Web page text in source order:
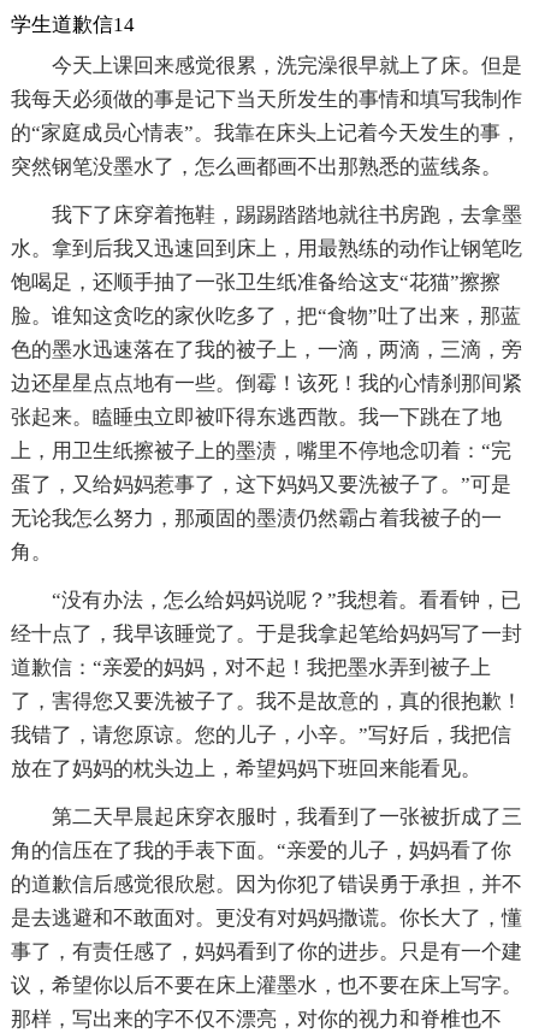
学生道歉信14
今天上课回来感觉很累，洗完澡很早就上了床。但是
我每天必须做的事是记下当天所发生的事情和填写我制作
的“家庭成员心情表”。我靠在床头上记着今天发生的事，
突然钢笔没墨水了，怎么画都画不出那熟悉的蓝线条。
我下了床穿着拖鞋，踢踢踏踏地就往书房跑，去拿墨
水。拿到后我又迅速回到床上，用最熟练的动作让钢笔吃
饱喝足，还顺手抽了一张卫生纸准备给这支“花猫”擦擦
脸。谁知这贪吃的家伙吃多了，把“食物”吐了出来，那蓝
色的墨水迅速落在了我的被子上，一滴，两滴，三滴，旁
边还星星点点地有一些。倒霉！该死！我的心情刹那间紧
张起来。瞌睡虫立即被吓得东逃西散。我一下跳在了地
上，用卫生纸擦被子上的墨渍，嘴里不停地念叨着：“完
蛋了，又给妈妈惹事了，这下妈妈又要洗被子了。”可是
无论我怎么努力，那顽固的墨渍仍然霸占着我被子的一
角。
“没有办法，怎么给妈妈说呢？”我想着。看看钟，已
经十点了，我早该睡觉了。于是我拿起笔给妈妈写了一封
道歉信：“亲爱的妈妈，对不起！我把墨水弄到被子上
了，害得您又要洗被子了。我不是故意的，真的很抱歉！
我错了，请您原谅。您的儿子，小辛。”写好后，我把信
放在了妈妈的枕头边上，希望妈妈下班回来能看见。
第二天早晨起床穿衣服时，我看到了一张被折成了三
角的信压在了我的手表下面。“亲爱的儿子，妈妈看了你
的道歉信后感觉很欣慰。因为你犯了错误勇于承担，并不
是去逃避和不敢面对。更没有对妈妈撒谎。你长大了，懂
事了，有责任感了，妈妈看到了你的进步。只是有一个建
议，希望你以后不要在床上灌墨水，也不要在床上写字。
那样，写出来的字不仅不漂亮，对你的视力和脊椎也不